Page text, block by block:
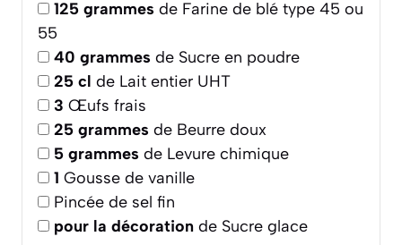
125 grammes de Farine de blé type 45 ou
55
40 grammes de Sucre en poudre
25 cl de Lait entier UHT
3 Œufs frais
25 grammes de Beurre doux
5 grammes de Levure chimique
1 Gousse de vanille
Pincée de sel fin
pour la décoration de Sucre glace